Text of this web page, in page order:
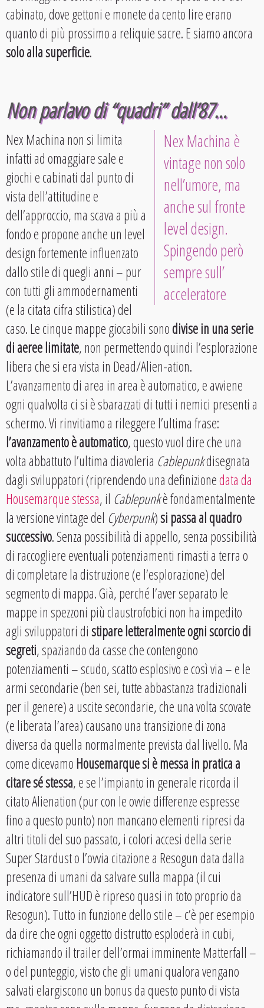
cabinato, dove gettoni e monete da cento lire erano
quanto di più prossimo a reliquie sacre. E siamo ancora
solo alla superficie.
Non parlavo di “quadri” dall’87…
Nex Machina è
vintage non solo
nell’umore, ma
anche sul fronte
level design.
Spingendo però
sempre sull’
acceleratore
Nex Machina non si limita
infatti ad omaggiare sale e
giochi e cabinati dal punto di
vista dell’attitudine e
dell’approccio, ma scava a più a
fondo e propone anche un level
design fortemente influenzato
dallo stile di quegli anni – pur
con tutti gli ammodernamenti
(e la citata cifra stilistica) del
caso. Le cinque mappe giocabili sonodivise in una serie
di aeree limitate, non permettendo quindi l’esplorazione
libera che si era vista in Dead/Alien-ation.
L’avanzamento di area in area è automatico, e avviene
ogni qualvolta ci si è sbarazzati di tutti i nemici presenti a
schermo. Vi rinvitiamo a rileggere l’ultima frase:
l’avanzamento è automatico, questo vuol dire che una
volta abbattuto l’ultima diavoleria Cablepunkdisegnata
dagli sviluppatori (riprendendo una definizionedata da
Housemarque stessa, il Cablepunkè fondamentalmente
la versione vintage del Cyberpunk)si passa al quadro
successivo. Senza possibilità di appello, senza possibilità
di raccogliere eventuali potenziamenti rimasti a terra o
di completare la distruzione (e l’esplorazione) del
segmento di mappa. Già, perché l’aver separato le
mappe in spezzoni più claustrofobici non ha impedito
agli sviluppatori distipare letteralmente ogni scorcio di
segreti, spaziando da casse che contengono
potenziamenti – scudo, scatto esplosivo e così via – e le
armi secondarie (ben sei, tutte abbastanza tradizionali
per il genere) a uscite secondarie, che una volta scovate
(e liberata l’area) causano una transizione di zona
diversa da quella normalmente prevista dal livello. Ma
come dicevamoHousemarque si è messa in pratica a
citare sé stessa, e se l’impianto in generale ricorda il
citato Alienation (pur con le ovvie differenze espresse
fino a questo punto) non mancano elementi ripresi da
altri titoli del suo passato, i colori accesi della serie
Super Stardust o l’ovvia citazione a Resogun data dalla
presenza di umani da salvare sulla mappa (il cui
indicatore sull’HUD è ripreso quasi in toto proprio da
Resogun). Tutto in funzione dello stile – c’è per esempio
da dire che ogni oggetto distrutto esploderà in cubi,
richiamando il trailer dell’ormai imminente Matterfall –
o del punteggio, visto che gli umani qualora vengano
salvati elargiscono un bonus da questo punto di vista